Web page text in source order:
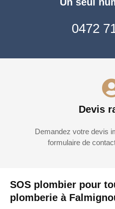
SOS plombier pour
plomberie à
0472
Devis
Demandez votre devis
formulaire de